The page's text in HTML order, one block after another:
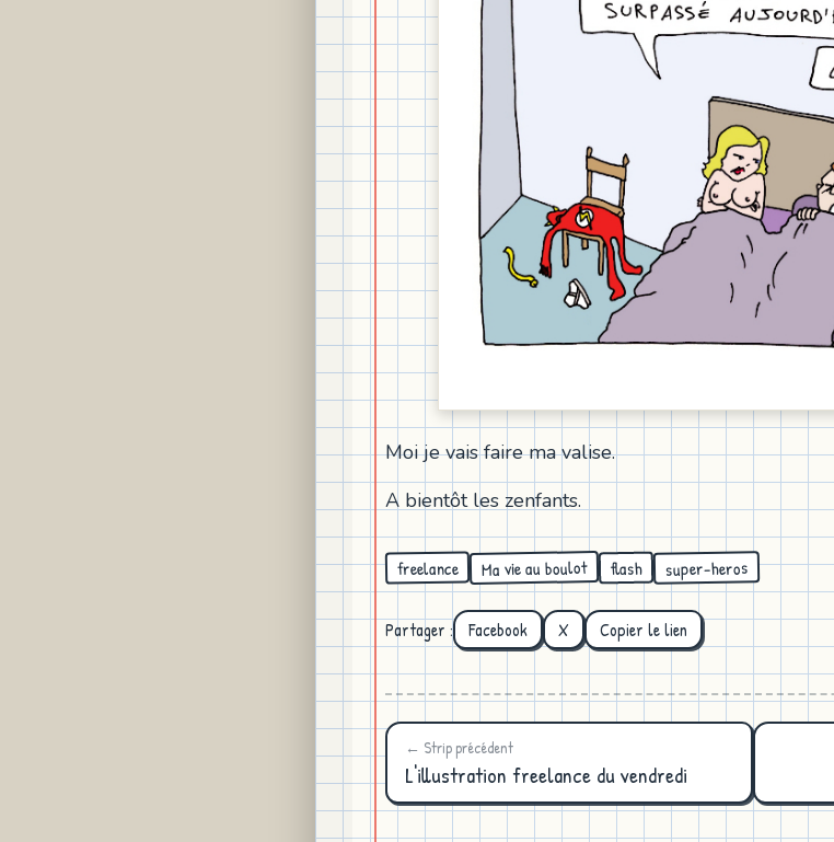
Moi je vais faire ma valise.
A bientôt les zenfants.
freelance Ma vie au boulot flash super-heros
Partager : Facebook X Copier le lien
← Strip précédent
L'illustration freelance du vendredi